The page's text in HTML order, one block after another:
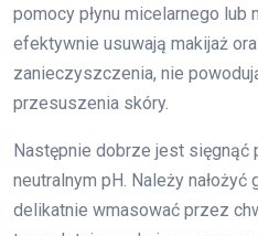
pomocy płynu micelarnego lub
efektywnie usuwają makijaż
zanieczyszczenia, nie
przesuszenia skóry.
Następnie dobrze jest
neutralnym pH. Należy
delikatnie wmasować przez